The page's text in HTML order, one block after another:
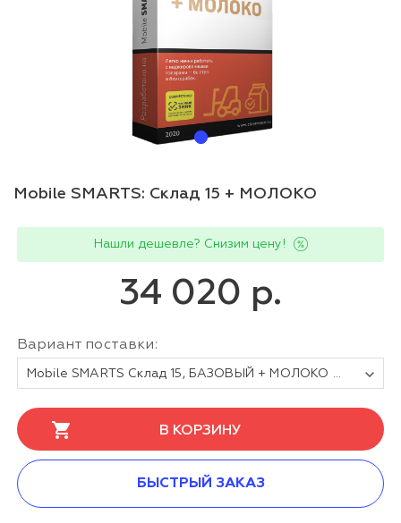
Mobile SMARTS: Склад 15 + МОЛОКО
Нашли дешевле? Снизим цену!
34 020 р.
Вариант поставки:
Mobile SMARTS Склад 15, БАЗОВЫЙ + МОЛОКО для любой поддерживаемой конфигурации 1С
В КОРЗИНУ
БЫСТРЫЙ ЗАКАЗ